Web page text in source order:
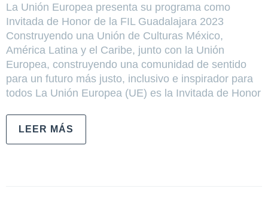
La Unión Europea presenta su programa como
Invitada de Honor de la FIL Guadalajara 2023
Construyendo una Unión de Culturas México,
América Latina y el Caribe, junto con la Unión
Europea, construyendo una comunidad de sentido
para un futuro más justo, inclusivo e inspirador para
todos La Unión Europea (UE) es la Invitada de Honor
LEER MÁS